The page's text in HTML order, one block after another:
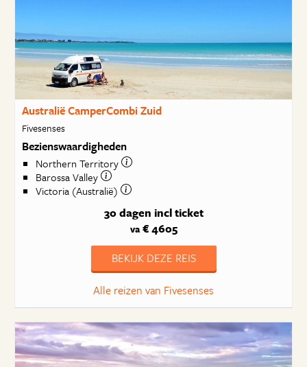
Australië CamperCombi Zuid
Fivesenses
Bezienswaardigheden
Northern Territory
Barossa Valley
Victoria (Australië)
30 dagen incl ticket
va€ 4605
BEKIJK DEZE REIS
Alle reizen van Fivesenses